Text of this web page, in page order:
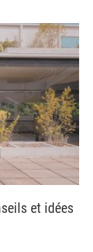
et idées